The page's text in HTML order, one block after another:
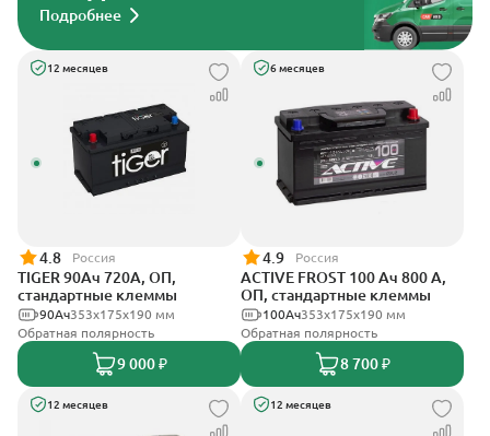
Подробнее
12 месяцев
4.8 Россия
TIGER 90Ач 720А, ОП,
стандартные клеммы
353х175х190 мм
90Ач
Обратная полярность
9 000 ₽
6 месяцев
4.9 Россия
ACTIVE FROST 100 Ач 800 А,
ОП, стандартные клеммы
353х175х190 мм
100Ач
Обратная полярность
8 700 ₽
12 месяцев 12 месяцев